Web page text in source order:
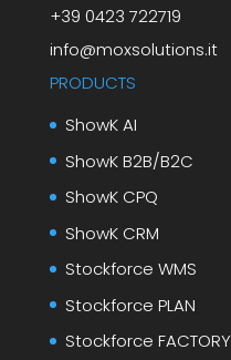
+39 0423 722719
info@moxsolutions.it
PRODUCTS
ShowK AI
ShowK B2B/B2C
ShowK CPQ
ShowK CRM
Stockforce WMS
Stockforce PLAN
Stockforce FACTORY